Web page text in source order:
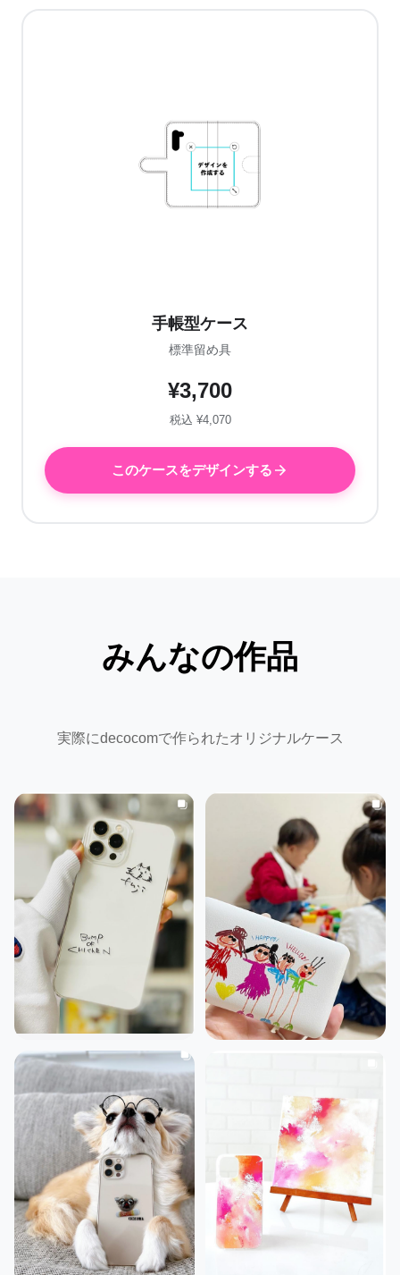
手帳型ケース
標準留め具
¥3,700
税込 ¥4,070
このケースをデザインする
みんなの作品
実際にdecocomで作られたオリジナルケース